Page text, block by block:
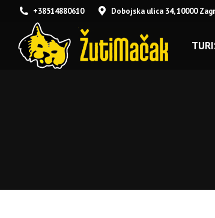
+38514880610 Dobojska ulica 34, 10000